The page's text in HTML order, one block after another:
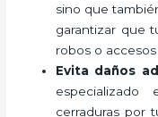
sino que
garantizar que
robos o
Evita daños
cerraduras por